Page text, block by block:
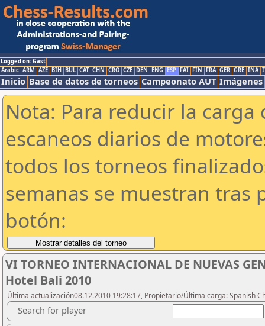
Logged on: Gast
Arabic ARM AZE BIH BUL CAT CHN CRO CZE DEN ENG ESP FAI FIN FRA GER GRE INA
Inicio Base de datos de torneos Campeonato AUT Imágenes
Nota: Para reducir la
escaneos diarios de
todos los torneos
semanas se muestran tras
botón:
VI TORNEO INTERNACIONAL DE NUEVAS
Hotel Bali 2010
Última actualización08.12.2010 19:28:17, Propietario/Última carga: Spanish
Search for player